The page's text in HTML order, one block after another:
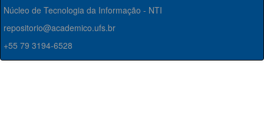
Núcleo de Tecnologia da Informação - NTI
repositorio@academico.ufs.br
+55 79 3194-6528